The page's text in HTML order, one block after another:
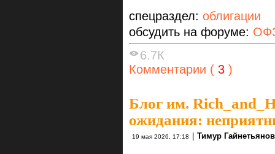
спецраздел: облигации
обсудить на форуме:
6.7К
Комментарии ( 3 )
Блог им.
ожидания:
19 мая 2026, 17:18 Тимур Гайнетьянов